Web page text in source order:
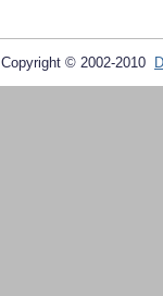
Copyright © 2002-2010